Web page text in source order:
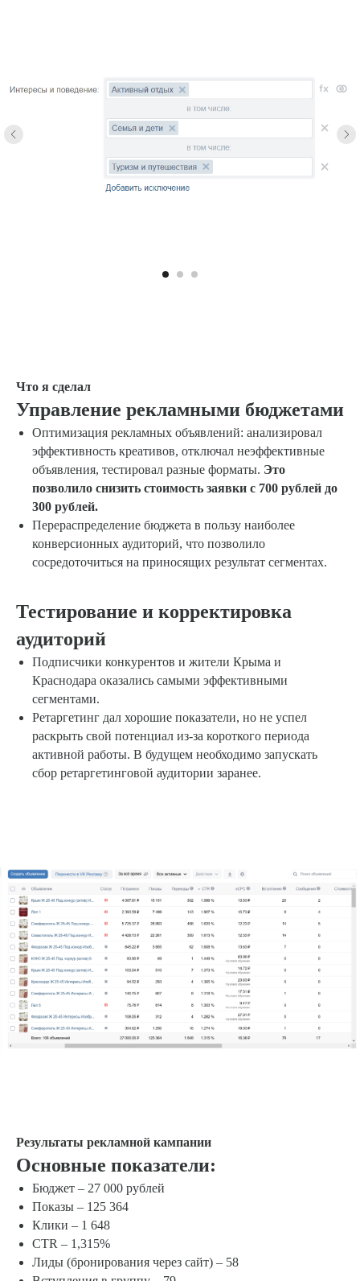
Что я сделал
Управление рекламными бюджетами
Оптимизация рекламных объявлений: анализировал
эффективность креативов, отключал неэффективные
объявления, тестировал разные форматы. Это
позволило снизить стоимость заявки с 700 рублей до
300 рублей.
Перераспределение бюджета в пользу наиболее
конверсионных аудиторий, что позволило
сосредоточиться на приносящих результат сегментах.
Тестирование и корректировка
аудиторий
Подписчики конкурентов и жители Крыма и
Краснодара оказались самыми эффективными
сегментами.
Ретаргетинг дал хорошие показатели, но не успел
раскрыть свой потенциал из-за короткого периода
активной работы. В будущем необходимо запускать
сбор ретаргетинговой аудитории заранее.
Результаты рекламной кампании
Основные показатели:
Бюджет – 27 000 рублей
Показы – 125 364
Клики – 1 648
CTR – 1,315%
Лиды (бронирования через сайт) – 58